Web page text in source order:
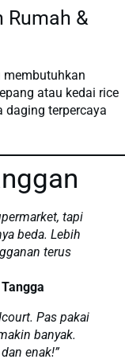
Rumah &
membutuhkan
atau kedai rice
daging terpercaya
tapi
beda. Lebih
terus
Pas pakai
banyak.
enak!”